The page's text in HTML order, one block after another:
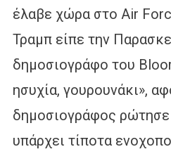
έλαβε χώρα στο Air
Τραμπ είπε την
δημοσιογράφο του
ησυχία, γουρουνάκι»,
δημοσιογράφος ρώτησε
υπάρχει τίποτα